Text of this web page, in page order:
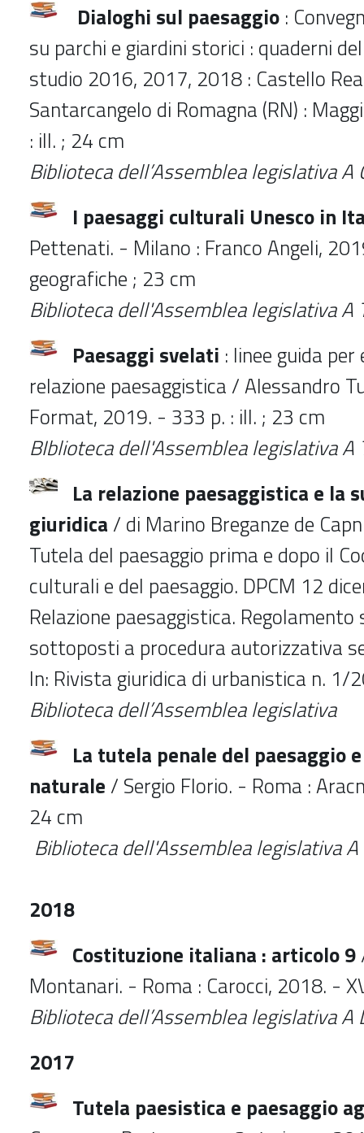
Dialoghi sul paesaggio :
su parchi e giardini storici : quaderni
studio 2016, 2017, 2018 : Castello
Santarcangelo di Romagna (RN) :
: ill. ; 24 cm
Biblioteca dell’Assemblea legislativaA
I paesaggi culturali Unesco in
Pettenati. - Milano : Franco Angeli,
geografiche ; 23 cm
Biblioteca dell'Assemblea legislativa A
Paesaggi svelati : linee guida
relazione paesaggistica / Alessandro
Format, 2019. - 333 p. : ill. ; 23 cm
BIblioteca dell'Assemblea legislativa A
La relazione paesaggistica e la
giuridica / di Marino Breganze de
Tutela del paesaggio prima e dopo il
culturali e del paesaggio. DPCM 12
Relazione paesaggistica.
sottoposti a procedura autorizzativa
In: Rivista giuridica di urbanistica n. 1/
Biblioteca dell’Assemblea legislativa
La tutela penale del paesaggio
naturale / Sergio Florio. - Roma :
24 cm
Biblioteca dell'Assemblea legislativa A
2018
Costituzione italiana : articolo 9
Montanari. - Roma : Carocci, 2018. -
Biblioteca dell’Assemblea legislativaA
2017
Tutela paesistica e paesaggio